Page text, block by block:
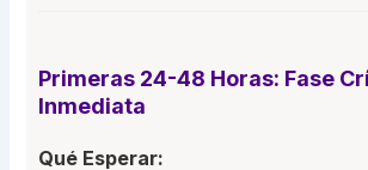
Primeras 24-48 Horas: Fase
Inmediata
Qué Esperar: